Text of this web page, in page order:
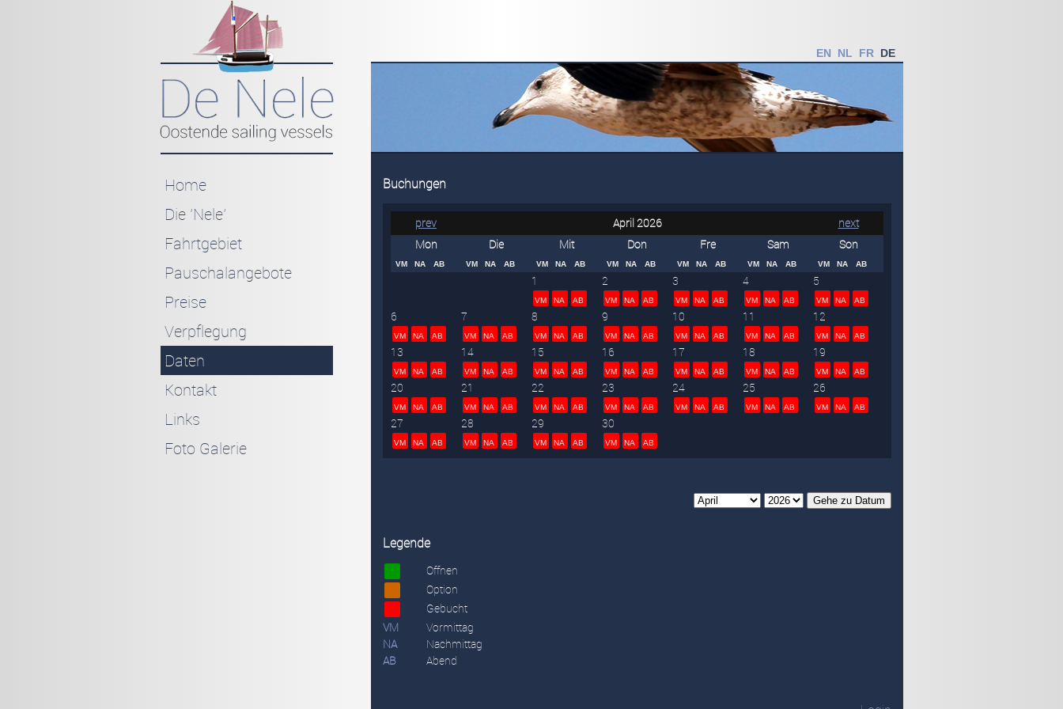
Home
Die 'Nele'
Fahrtgebiet
Pauschalangebote
Preise
Verpflegung
Daten
Kontakt
Links
Foto Galerie
EN NL FR DE
Buchungen
prev April 2026
next
Mon
VM NA AB
Die
VM NA AB
Mit
VM NA AB
Don
VM NA AB
Fre
VM NA AB
Sam
VM NA AB
Son
VM NA AB
1
VM NA AB
2
VM NA AB
3
VM NA AB
4
VM NA AB
5
VM NA AB
6
VM NA AB
7
VM NA AB
8
VM NA AB
9
VM NA AB
10
VM NA AB
11
VM NA AB
12
VM NA AB
13
VM NA AB
14
VM NA AB
15
VM NA AB
16
VM NA AB
17
VM NA AB
18
VM NA AB
19
VM NA AB
20
VM NA AB
21
VM NA AB
22
VM NA AB
23
VM NA AB
24
VM NA AB
25
VM NA AB
26
VM NA AB
27
VM NA AB
28
VM NA AB
29
VM NA AB
30
VM NA AB
Legende
Offnen
Option
Gebucht
VM
Vormittag
NA
Nachmittag
AB
Abend